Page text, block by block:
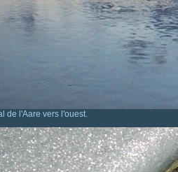
de l'Aare vers l'ouest.